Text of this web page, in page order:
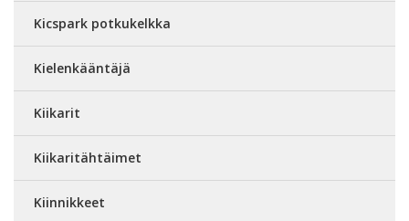
Kicspark potkukelkka
Kielenkääntäjä
Kiikarit
Kiikaritähtäimet
Kiinnikkeet